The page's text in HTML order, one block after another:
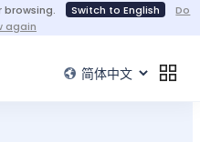
browsing. Switch to English
Do
again